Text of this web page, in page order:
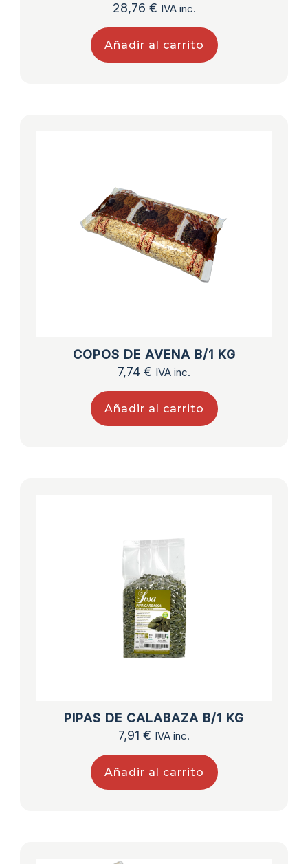
28,76 € IVA inc.
Añadir al carrito
COPOS DE AVENA B/1 KG
7,74 € IVA inc.
Añadir al carrito
PIPAS DE CALABAZA B/1 KG
7,91 € IVA inc.
Añadir al carrito